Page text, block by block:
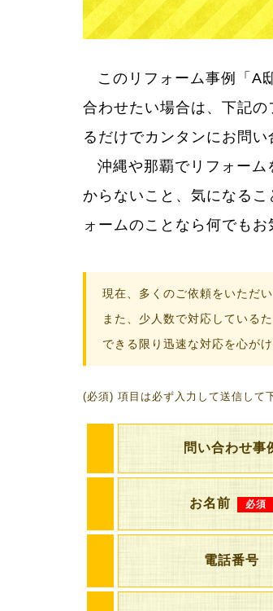
このリフォーム事例「A
合わせたい場合は、下記
るだけでカンタンにお問い
沖縄や那覇でリフォー
からないこと、気になる
ォームのことなら何でも
リフォームって大きなお
からない疑問に丁寧に答
現在、多くのご依頼をいただ
また、少人数で対応している
できる限り迅速な対応を心が
(必須) 項目は必ず入力して送信して
問い合わせ事
お名前 必須
電話番号